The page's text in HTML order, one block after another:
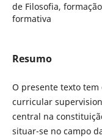
de Filosofia,
formativa
Resumo
O presente texto
curricular
central na
situar-se no campo